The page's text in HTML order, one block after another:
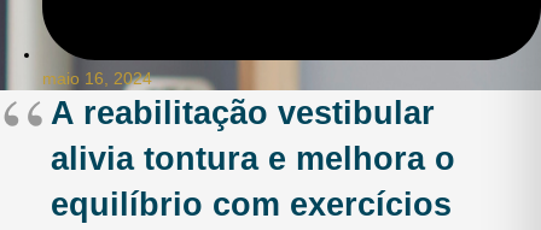
maio 16, 2024
A reabilitação vestibular
alivia tontura e melhora o
equilíbrio com exercícios